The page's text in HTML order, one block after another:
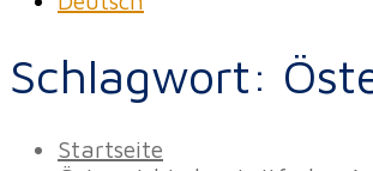
Schlagwort:
Startseite